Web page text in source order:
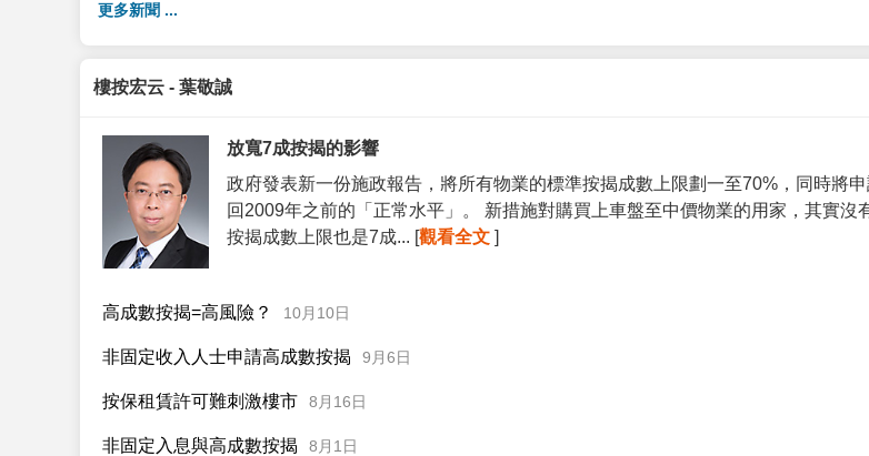
更多新聞 ...
樓按宏云 - 葉敬誠
放寬7成按揭的影響
政府發表新一份施政報告，將所有物業的標準按揭成數上限劃一至70%，同時將
回2009年之前的「正常水平」。 新措施對購買上車盤至中價物業的用家，其實
按揭成數上限也是7成... [觀看全文 ]
高成數按揭=高風險？ 10月10日
非固定收入人士申請高成數按揭 9月6日
按保租賃許可難刺激樓市 8月16日
非固定入息與高成數按揭 8月1日